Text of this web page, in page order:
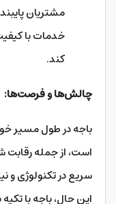
مشتریان
خدمات با
کند.
چالش‌ها و فرصت‌ها:
باجه در طول مسیر
است، از جمله رقابت
سریع در تکنولوژی و
این حال، باجه با